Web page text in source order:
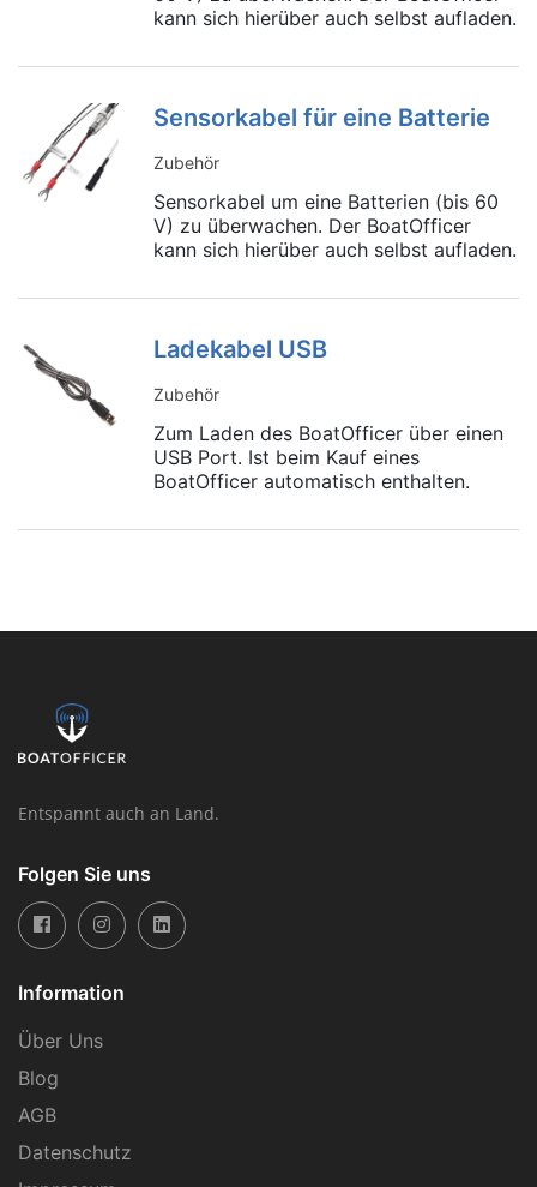
kann sich hierüber auch selbst aufladen.
Sensorkabel für eine Batterie
Zubehör
Sensorkabel um eine Batterien (bis 60
V) zu überwachen. Der BoatOfficer
kann sich hierüber auch selbst aufladen.
Ladekabel USB
Zubehör
Zum Laden des BoatOfficer über einen
USB Port. Ist beim Kauf eines
BoatOfficer automatisch enthalten.
Entspannt auch an Land.
Folgen Sie uns
Information
Über Uns
Blog
AGB
Datenschutz